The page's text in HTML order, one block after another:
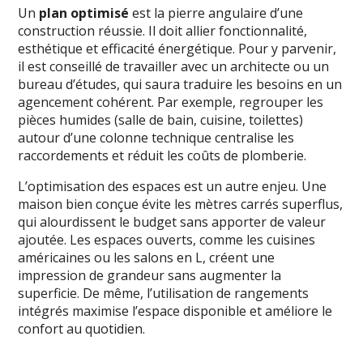
Un plan optimisé est la pierre angulaire d’une
construction réussie. Il doit allier fonctionnalité,
esthétique et efficacité énergétique. Pour y parvenir,
il est conseillé de travailler avec un architecte ou un
bureau d’études, qui saura traduire les besoins en un
agencement cohérent. Par exemple, regrouper les
pièces humides (salle de bain, cuisine, toilettes)
autour d’une colonne technique centralise les
raccordements et réduit les coûts de plomberie.
L’optimisation des espaces est un autre enjeu. Une
maison bien conçue évite les mètres carrés superflus,
qui alourdissent le budget sans apporter de valeur
ajoutée. Les espaces ouverts, comme les cuisines
américaines ou les salons en L, créent une
impression de grandeur sans augmenter la
superficie. De même, l’utilisation de rangements
intégrés maximise l’espace disponible et améliore le
confort au quotidien.